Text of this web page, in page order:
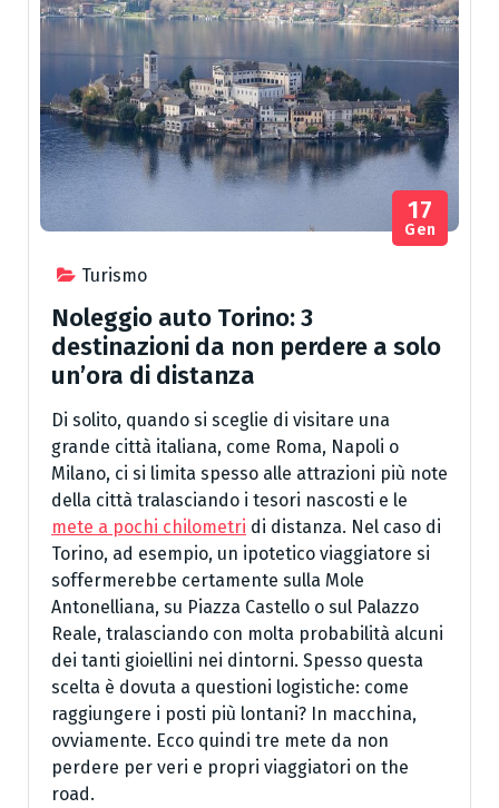
Turismo
17
Gen
Noleggio auto Torino: 3
destinazioni da non perdere a solo
un’ora di distanza
Di solito, quando si sceglie di visitare una
grande città italiana, come Roma, Napoli o
Milano, ci si limita spesso alle attrazioni più note
della città tralasciando i tesori nascosti e le
mete a pochi chilometri di distanza. Nel caso di
Torino, ad esempio, un ipotetico viaggiatore si
soffermerebbe certamente sulla Mole
Antonelliana, su Piazza Castello o sul Palazzo
Reale, tralasciando con molta probabilità alcuni
dei tanti gioiellini nei dintorni. Spesso questa
scelta è dovuta a questioni logistiche: come
raggiungere i posti più lontani? In macchina,
ovviamente. Ecco quindi tre mete da non
perdere per veri e propri viaggiatori on the
road.